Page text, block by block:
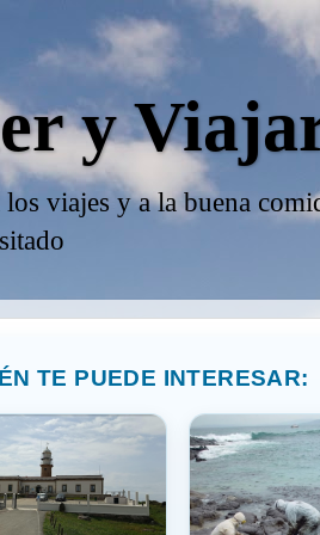
y
viajes y a la buena
TE PUEDE INTERESAR: